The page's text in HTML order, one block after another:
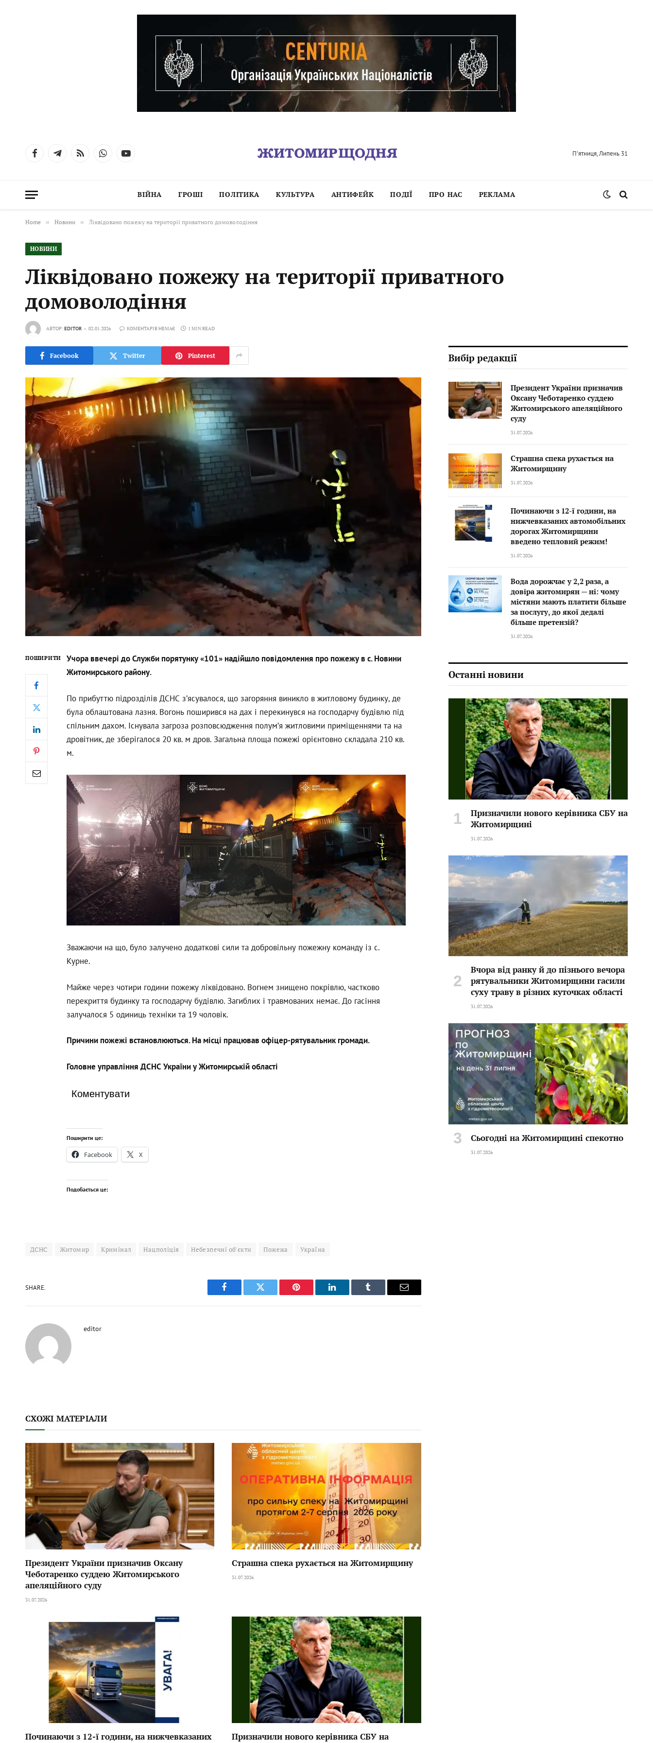
FacebookTelegramRSS WhatsAppYouTube П’ятниця, Липень 31
ВІЙНА ГРОШІ ПОЛІТИКА КУЛЬТУРА АНТИФЕЙК ПОДІЇ ПРО НАС РЕКЛАМА
Home » Новини » Ліквідовано пожежу на території приватного домоволодіння
НОВИНИ
Ліквідовано пожежу на території приватного
домоволодіння
АВТОР:EDITOR 02.01.2026 КОМЕНТАРІВ НЕМАЄ 1 MIN READ
Facebook Twitter Pinterest
ПОШИРИТИ
Учора ввечері до Служби порятунку «101» надійшло повідомлення про пожежу в с. Новини
Житомирського району.
По прибуттю підрозділів ДСНС з’ясувалося, що загоряння виникло в житловому будинку, де
була облаштована лазня. Вогонь поширився на дах і перекинувся на господарчу будівлю під
спільним дахом. Існувала загроза розповсюдження полум’я житловими приміщеннями та на
дровітник, де зберігалося 20 кв. м дров. Загальна площа пожежі орієнтовно складала 210 кв.
м.
Зважаючи на що, було залучено додаткові сили та добровільну пожежну команду із с.
Курне.
Майже через чотири години пожежу ліквідовано. Вогнем знищено покрівлю, частково
перекриття будинку та господарчу будівлю. Загиблих і травмованих немає. До гасіння
залучалося 5 одиниць техніки та 19 чоловік.
Причини пожежі встановлюються. На місці працював офіцер-рятувальник громади.
Головне управління ДСНС України у Житомирській області
Коментувати
Поширити це:
Facebook X
Подобається це:
ДСНС Житомир Кримінал Нацполіція Небезпечні об'єкти Пожежа Україна
SHARE.
Facebook Twitter Pinterest LinkedIn Tumblr Email
editor
СХОЖІ МАТЕРІАЛИ
Президент України призначив Оксану
Чеботаренко суддею Житомирського
апеляційного суду
31.07.2026
Страшна спека рухається на Житомирщину
31.07.2026
Починаючи з 12-ї години, на нижчевказаних
Призначили нового керівника СБУ на
Вибір редакції
Президент України призначив
Оксану Чеботаренко суддею
Житомирського апеляційного
суду
31.07.2026
Страшна спека рухається на
Житомирщину
31.07.2026
Починаючи з 12-ї години, на
нижчевказаних автомобільних
дорогах Житомирщини
введено тепловий режим!
31.07.2026
Вода дорожчає у 2,2 раза, а
довіра житомирян — ні: чому
містяни мають платити більше
за послугу, до якої дедалі
більше претензій?
31.07.2026
Останні новини
Призначили нового керівника СБУ на
Житомирщині
31.07.2026
Вчора від ранку й до пізнього вечора
рятувальники Житомирщини гасили
суху траву в різних куточках області
31.07.2026
Сьогодні на Житомирщині спекотно
31.07.2026